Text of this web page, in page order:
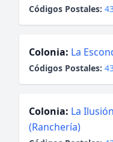
Códigos Postales:
Colonia: La
Códigos Postales:
Colonia: La
(Ranchería)